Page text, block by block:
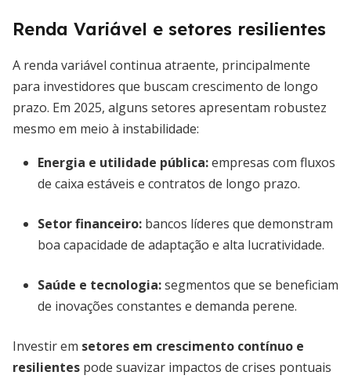
Renda Variável e setores resilientes
A renda variável continua atraente, principalmente
para investidores que buscam crescimento de longo
prazo. Em 2025, alguns setores apresentam robustez
mesmo em meio à instabilidade:
Energia e utilidade pública:empresas com fluxos
de caixa estáveis e contratos de longo prazo.
Setor financeiro: bancos líderes que demonstram
boa capacidade de adaptação e alta lucratividade.
Saúde e tecnologia:segmentos que se beneficiam
de inovações constantes e demanda perene.
Investir em setores em crescimento contínuo e
resilientes pode suavizar impactos de crises pontuais